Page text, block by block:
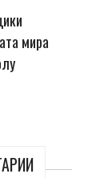
мира